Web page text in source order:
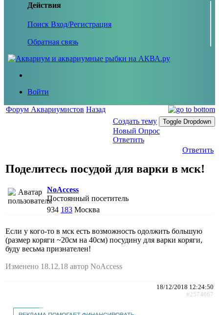
Действия
Поиск Вход/Регистрация
Обратная связь
Войти
Форум Аквариумистов Назад
Создать тему
Toggle Dropdown
Новый Опрос
Ответить
Ответить
Поделитесь посудой для варки в мск!
NoAccess
Постоянный посетитель
934 183 Москва
Если у кого-то в мск есть возможность одолжить большую
(размер коряги ~20см на 40см) посудину для варки коряги,
буду весьма признателен!
Изменено 18.12.18 автор NoAccess
18/12/2018 12:24:50
#2574067